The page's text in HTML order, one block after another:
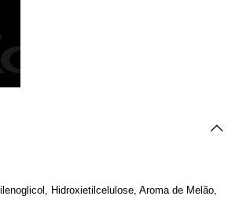
Hidroxietilcelulose, Aroma de Melão,